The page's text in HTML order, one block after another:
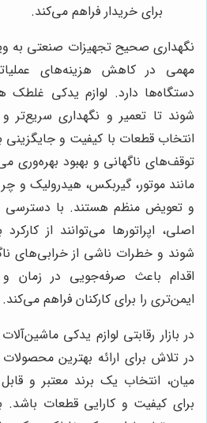
برای خریدار فراهم می‌کند.
نگهداری صحیح تجهیزات صنعتی به
مهمی در کاهش هزینه‌های
دستگاه‌ها دارد. لوازم یدکی غلطک
شوند تا تعمیر و نگهداری
انتخاب قطعات با کیفیت و
توقف‌های ناگهانی و بهبود
مانند موتور، گیربکس، هیدرولیک و
و تعویض منظم هستند. با دسترسی
اصلی، اپراتورها می‌توانند از
شوند و خطرات ناشی از خرابی‌های
اقدام باعث صرفه‌جویی در زمان
ایمن‌تری را برای کارکنان فراهم می‌کند.
در بازار رقابتی لوازم یدکی
در تلاش برای ارائه بهترین
میان، انتخاب یک برند معتبر و
برای کیفیت و کارایی قطعات باشد.